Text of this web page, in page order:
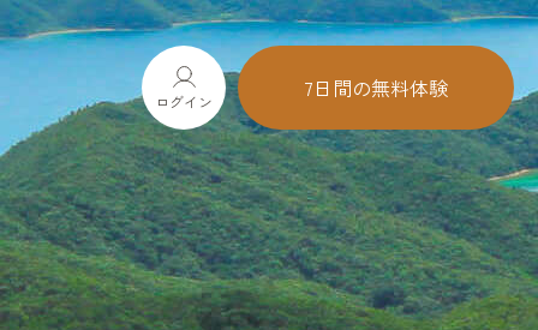
ログイン 7日間の無料体験